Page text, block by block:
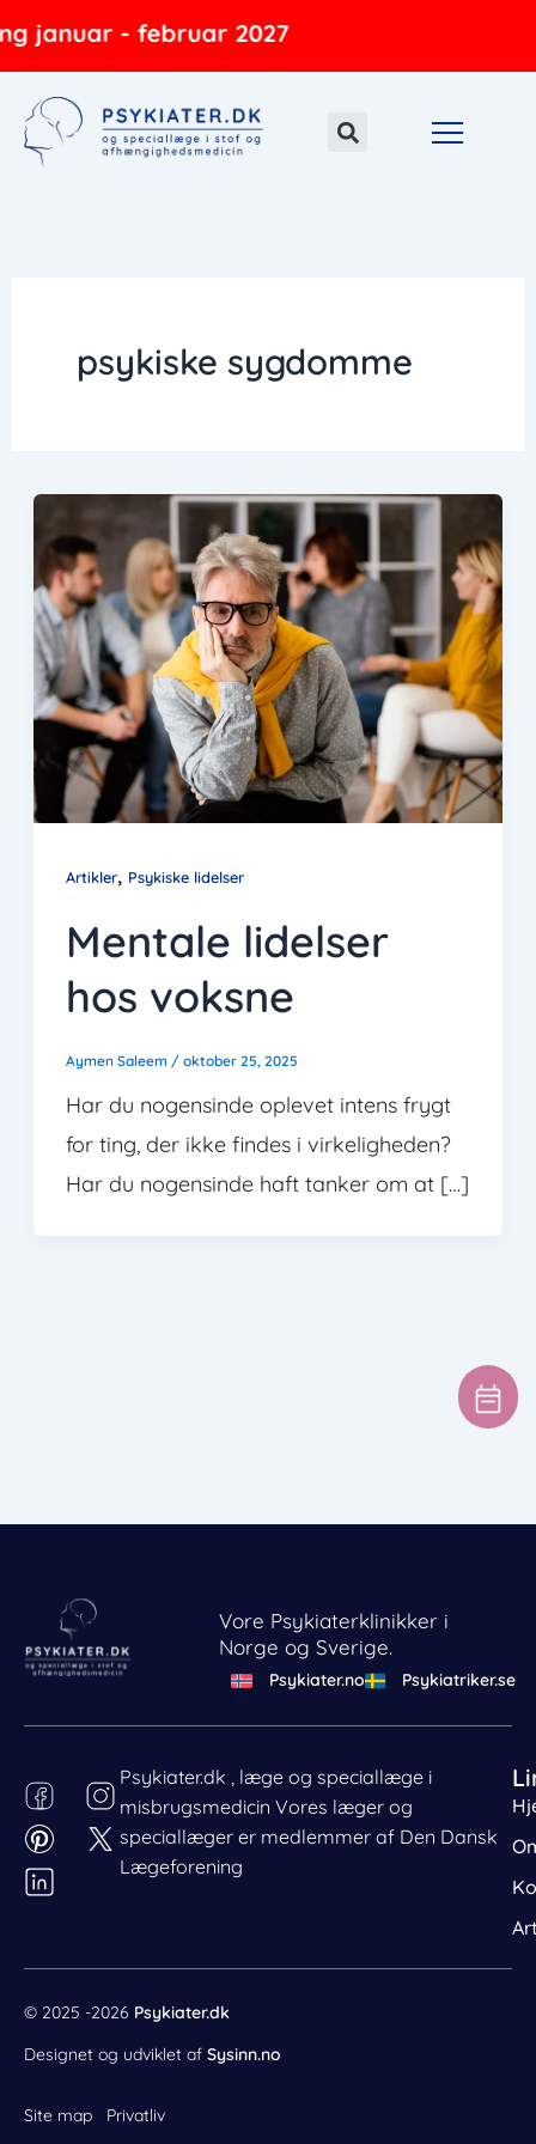
indholdet
januar - februar 2027
psykiske sygdomme
Artikler, Psykiske lidelser
Mentale lidelser
hos voksne
Aymen Saleem / oktober 25, 2025
Har du nogensinde oplevet intens frygt
for ting, der ikke findes i virkeligheden?
Har du nogensinde haft tanker om at […]
Vore Psykiaterklinikker i
Norge og Sverige.
Psykiater.no Psykiatriker.se
Psykiater.dk , læge og speciallæge i
misbrugsmedicin Vores læger og
speciallæger er medlemmer af Den Dansk
Lægeforening
© 2025 -2026 Psykiater.dk
Designet og udviklet af Sysinn.no
Site map Privatliv
Behandl dit samtykke
For at give den bedst mulige oplevelse bruger vi cookies
til at gemme eller tilgå enhedsdata. Nægtelse af
samtykke kan begrænse visse funktioner.
Statistik
Markedsføring